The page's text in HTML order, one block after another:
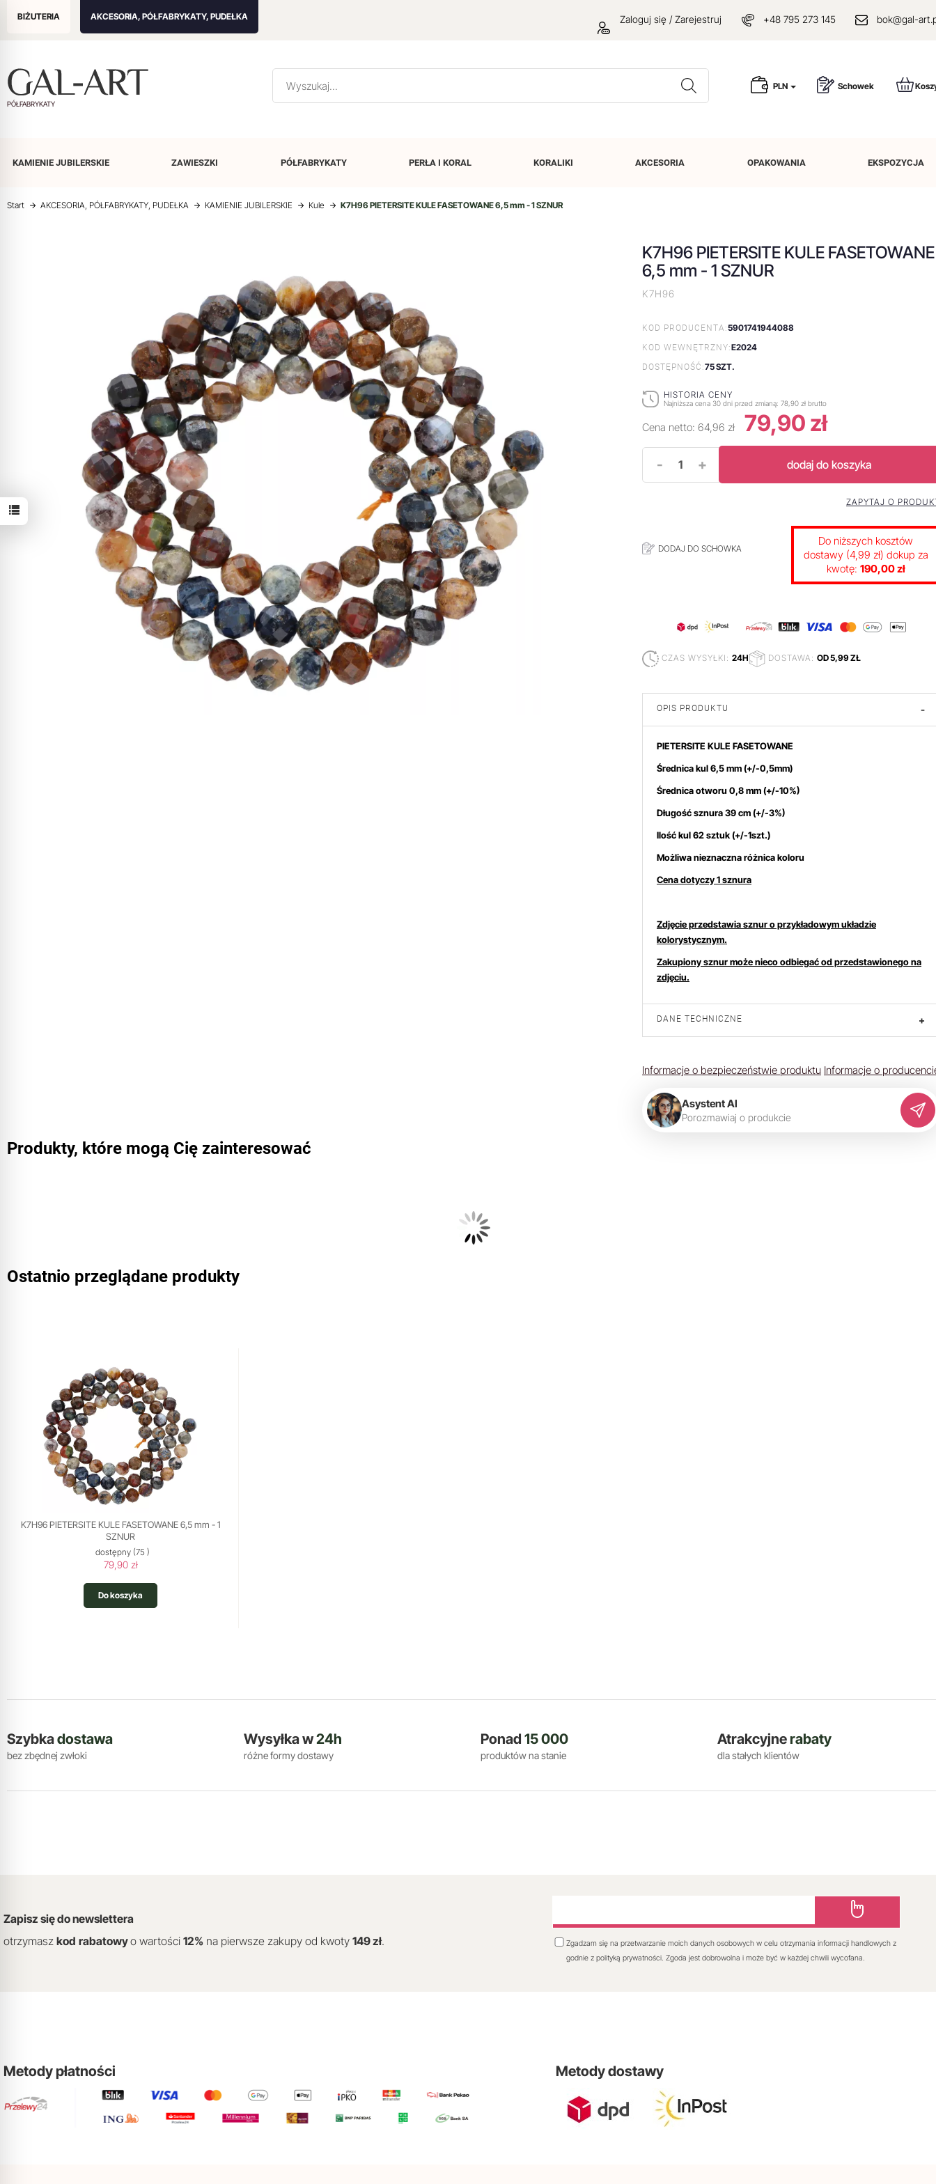
BIŻUTERIA AKCESORIA, PÓŁFABRYKATY, PUDEŁKA Zaloguj się / Zarejestruj +48 795 273 145 bok@gal-
PÓŁFABRYKATY
Wyszukaj PLN Schowek
KAMIENIE JUBILERSKIE ZAWIESZKI PÓŁFABRYKATY PERŁA I KORAL KORALIKI AKCESORIA OPAKOWANIA EKSPOZYCJA
Start AKCESORIA, PÓŁFABRYKATY, PUDEŁKA KAMIENIE JUBILERSKIE Kule K7H96 PIETERSITE KULE FASETOWANE 6,5 mm - 1 SZNUR
K7H96 PIETERSITE KULE FASETOWANE
6,5 mm - 1 SZNUR
K7H96
KOD PRODUCENTA:5901741944088
KOD WEWNĘTRZNY:E2024
DOSTĘPNOŚĆ:75 SZT.
HISTORIA CENY
Najniższa cena 30 dni przed zmianą: 78,90 zł brutto
Cena netto: 64,96 zł 79,90 zł
- + dodaj do koszyka
DODAJ DO SCHOWKA
ZAPYTAJ O
Do niższych kosztów
dostawy (4,99 zł) dokup za
kwotę: 190,00 zł
CZAS WYSYŁKI: 24H DOSTAWA: OD 5,99 ZŁ
OPIS PRODUKTU -
PIETERSITE KULE FASETOWANE
Średnica kul 6,5 mm(+/-0,5mm)
Średnica otworu 0,8 mm (+/-10%)
Długość sznura 39 cm (+/-3%)
Ilość kul 62 sztuk (+/-1szt.)
Możliwa nieznaczna różnica koloru
Cena dotyczy 1 sznura
Zdjęcie przedstawia sznur o przykładowym układzie
kolorystycznym.
Zakupiony sznur może nieco odbiegać od przedstawionego na
zdjęciu.
DANE TECHNICZNE +
Informacje o bezpieczeństwie produktu Informacje o
Asystent AI
Porozmawiaj o produkcie
Produkty, które mogą Cię zainteresować
Ostatnio przeglądane produkty
K7H96 PIETERSITE KULE FASETOWANE 6,5 mm - 1
SZNUR
dostępny(75 )
79,90 zł
Do koszyka
Szybkadostawa
bez zbędnej zwłoki
Wysyłka w24h
różne formy dostawy
Ponad 15 000
produktów na stanie
Atrakcyjnerabaty
dla stałych klientów
Zapisz się do newslettera
otrzymasz kod rabatowyo wartości 12% na pierwsze zakupy od kwoty 149 zł.
Zgadzam się na przetwarzanie moich danych osobowych w celu otrzymania informacji handlowych z
godnie z polityką prywatności. Zgoda jest dobrowolna i może być w każdej chwili wycofana.
Metody płatności Metody dostawy